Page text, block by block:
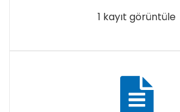
1 kayıt görüntüle